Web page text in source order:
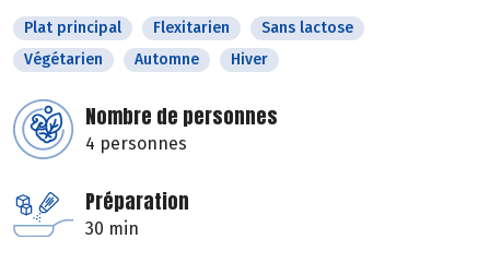
Plat principal Flexitarien
Sans lactose
Végétarien
Automne Hiver
Nombre de personnes
4 personnes
Préparation
30 min